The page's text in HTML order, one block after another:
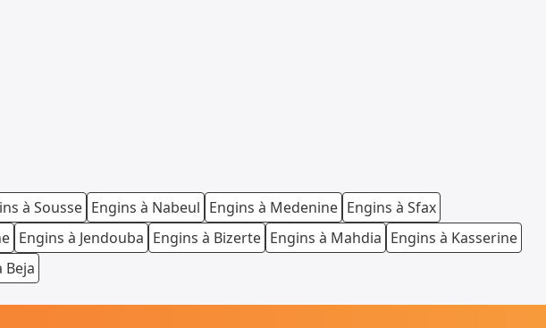
à Sousse Engins à Nabeul Engins à Medenine Engins à Sfax
Engins à Jendouba Engins à Bizerte Engins à Mahdia Engins à Kasserine
Beja